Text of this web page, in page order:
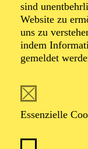
sind
Website zu
uns zu
indem
gemeldet
Essenzielle
Veranstalter:
mit der